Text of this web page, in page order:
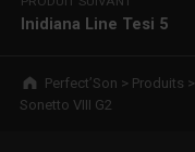
Inidiana Line Tesi 5
Breadcrumbs navigation
Perfect’Son > Produits >
Sonetto VIII G2